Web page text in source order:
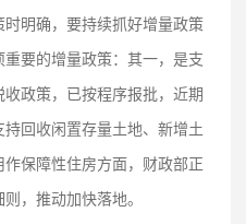
明确，要持续抓好增量政策
要的增量政策：其一，是支
政策，已按程序报批，近期
回收闲置存量土地、新增土
保障性住房方面，财政部正
，推动加快落地。